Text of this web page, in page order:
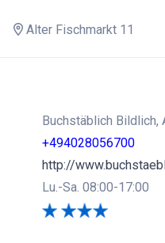
Alter Fischmarkt 11
Buchstäblich Bildlich,
+494028056700
http://
Lu.-Sa. 08:00-17:00